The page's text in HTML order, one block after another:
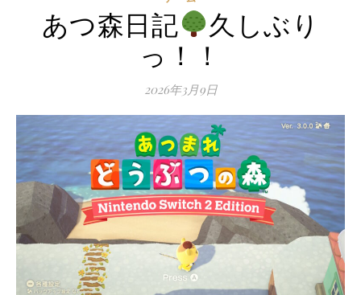
あつ森日記
久しぶり
っ！！
2026年3月9日